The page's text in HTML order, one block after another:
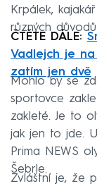
Krpálek,
různých
ČTĚTE DÁLE:
Vadlejch je
zatím jen dvě
Mohlo by se
sportovce
zakleté. Je to
jak jen to jde.
Prima NEWS
Šebrle.
Zvláštní je, že